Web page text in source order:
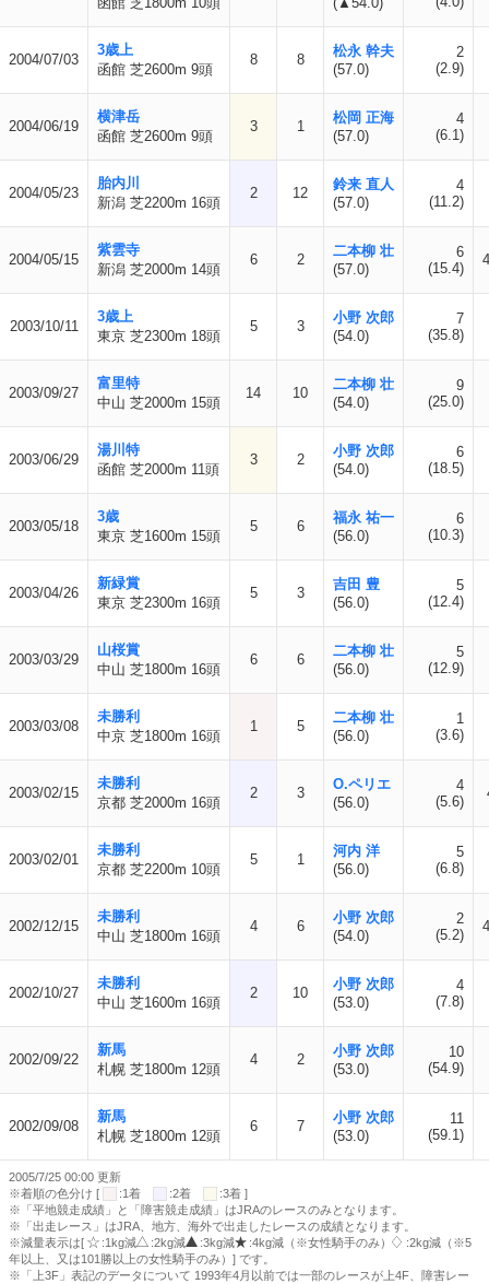
2004/07/03
3歳上
函館 芝2600m 9頭
8 8
松永 幹夫
(57.0)
2
(2.9)
2004/06/19
横津岳
函館 芝2600m 9頭
3 1
松岡 正海
(57.0)
4
(6.1)
2004/05/23
胎内川
新潟 芝2200m 16頭
2 12
鈴来 直人
(57.0)
4
(11.2)
2004/05/15
紫雲寺
新潟 芝2000m 14頭
6 2
二本柳 壮
(57.0)
6
(15.4)
2003/10/11
3歳上
東京 芝2300m 18頭
5 3
小野 次郎
(54.0)
7
(35.8)
2003/09/27
富里特
中山 芝2000m 15頭
14 10
二本柳 壮
(54.0)
9
(25.0)
2003/06/29
湯川特
函館 芝2000m 11頭
3 2
小野 次郎
(54.0)
6
(18.5)
2003/05/18
3歳
東京 芝1600m 15頭
5 6
福永 祐一
(56.0)
6
(10.3)
2003/04/26
新緑賞
東京 芝2300m 16頭
5 3
吉田 豊
(56.0)
5
(12.4)
2003/03/29
山桜賞
中山 芝1800m 16頭
6 6
二本柳 壮
(56.0)
5
(12.9)
2003/03/08
未勝利
中京 芝1800m 16頭
1 5
二本柳 壮
(56.0)
1
(3.6)
2003/02/15
未勝利
京都 芝2000m 16頭
2 3
O.ペリエ
(56.0)
4
(5.6)
2003/02/01
未勝利
京都 芝2200m 10頭
5 1
河内 洋
(56.0)
5
(6.8)
2002/12/15
未勝利
中山 芝1800m 16頭
4 6
小野 次郎
(54.0)
2
(5.2)
2002/10/27
未勝利
中山 芝1600m 16頭
2 10
小野 次郎
(53.0)
4
(7.8)
2002/09/22
新馬
札幌 芝1800m 12頭
4 2
小野 次郎
(53.0)
10
(54.9)
2002/09/08
新馬
札幌 芝1800m 12頭
6 7
小野 次郎
(53.0)
11
(59.1)
2005/7/25 00:00 更新
※着順の色分け [
:1着 :2着
:3着 ]
※「平地競走成績」と「障害競走成績」はJRAのレースのみとなります。
※「出走レース」はJRA、地方、海外で出走したレースの成績となります。
※減量表示は[
:1kg減 :2kg減 :3kg減 :4kg減（※女性騎手のみ）
:2kg減（※5
年以上、又は101勝以上の女性騎手のみ）] です。
※「上3F」表記のデータについて 1993年4月以前では一部のレースが上4F、障害レー